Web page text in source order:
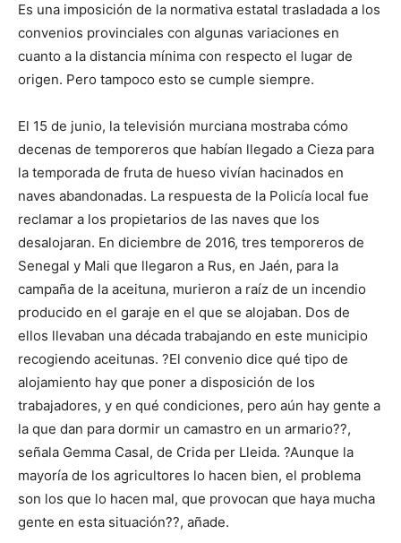
Es una imposición de la normativa estatal trasladada a los
convenios provinciales con algunas variaciones en
cuanto a la distancia mínima con respecto el lugar de
origen. Pero tampoco esto se cumple siempre.
El 15 de junio, la televisión murciana mostraba cómo
decenas de temporeros que habían llegado a Cieza para
la temporada de fruta de hueso vivían hacinados en
naves abandonadas. La respuesta de la Policía local fue
reclamar a los propietarios de las naves que los
desalojaran. En diciembre de 2016, tres temporeros de
Senegal y Mali que llegaron a Rus, en Jaén, para la
campaña de la aceituna, murieron a raíz de un incendio
producido en el garaje en el que se alojaban. Dos de
ellos llevaban una década trabajando en este municipio
recogiendo aceitunas. ?El convenio dice qué tipo de
alojamiento hay que poner a disposición de los
trabajadores, y en qué condiciones, pero aún hay gente a
la que dan para dormir un camastro en un armario??,
señala Gemma Casal, de Crida per Lleida. ?Aunque la
mayoría de los agricultores lo hacen bien, el problema
son los que lo hacen mal, que provocan que haya mucha
gente en esta situación??, añade.